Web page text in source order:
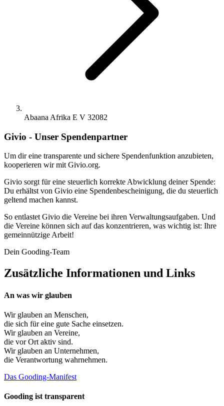
Abaana Afrika E V 32082
Givio - Unser Spendenpartner
Um dir eine transparente und sichere Spendenfunktion anzubieten,
kooperieren wir mit Givio.org.
Givio sorgt für eine steuerlich korrekte Abwicklung deiner Spende:
Du erhältst von Givio eine Spendenbescheinigung, die du steuerlich
geltend machen kannst.
So entlastet Givio die Vereine bei ihren Verwaltungsaufgaben. Und
die Vereine können sich auf das konzentrieren, was wichtig ist: Ihre
gemeinnützige Arbeit!
Dein Gooding-Team
Zusätzliche Informationen und Links
An was wir glauben
Wir glauben an Menschen,
die sich für eine gute Sache einsetzen.
Wir glauben an Vereine,
die vor Ort aktiv sind.
Wir glauben an Unternehmen,
die Verantwortung wahrnehmen.
Das Gooding-Manifest
Gooding ist transparent